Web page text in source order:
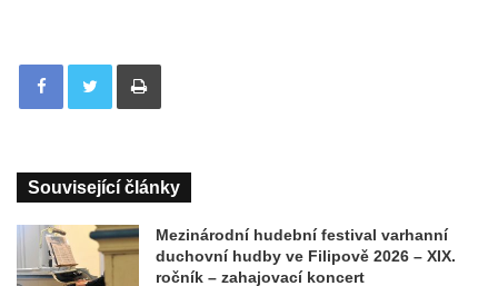
Tisknout
Související články
Mezinárodní hudební festival varhanní
duchovní hudby ve Filipově 2026 – XIX.
ročník – zahajovací koncert